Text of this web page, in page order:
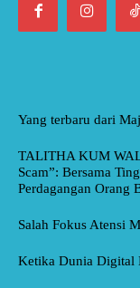
Yang terbaru dari
TALITHA KUM
Scam”: Bersama
Perdagangan Orang
Salah Fokus Atensi
Ketika Dunia Digital